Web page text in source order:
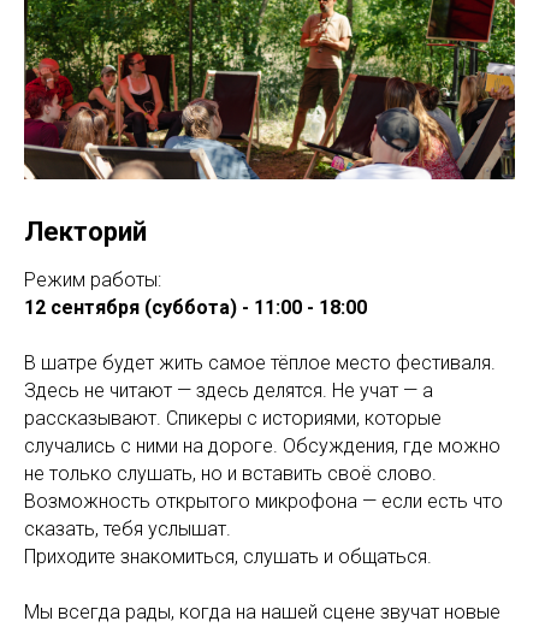
Лекторий
Режим работы:
12 сентября (суббота) - 11:00 - 18:00
В шатре будет жить самое тёплое место фестиваля.
Здесь не читают — здесь делятся. Не учат — а
рассказывают. Спикеры с историями, которые
случались с ними на дороге. Обсуждения, где можно
не только слушать, но и вставить своё слово.
Возможность открытого микрофона — если есть что
сказать, тебя услышат.
Приходите знакомиться, слушать и общаться.
Мы всегда рады, когда на нашей сцене звучат новые